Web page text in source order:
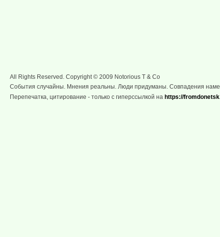
All Rights Reserved. Copyright © 2009 Notorious T & Co
События случайны. Мнения реальны. Люди придуманы. Совпадения
Перепечатка, цитирование - только с гиперссылкой на https://